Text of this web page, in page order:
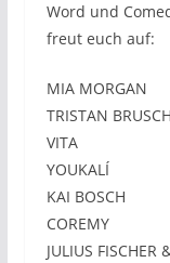
Word und
freut euch auf:
MIA MORGAN
TRISTAN BRUSCH
VITA
YOUKALÍ
KAI BOSCH
COREMY
JULIUS FISCHER